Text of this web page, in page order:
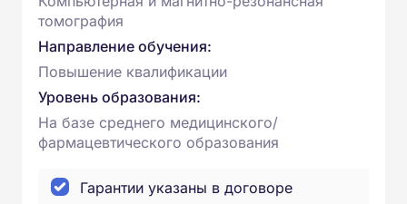
томография
Направление обучения:
Повышение квалификации
Уровень образования:
На базе среднего медицинского/
фармацевтического образования
Гарантии указаны в договоре